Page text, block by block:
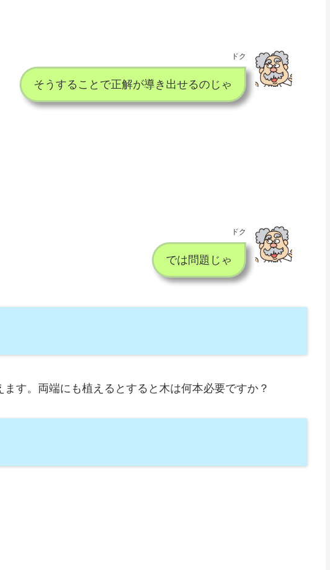
ドク
そうすることで正解が導き出せるのじゃ
ドク
では問題じゃ
す。両端にも植えるとすると木は何本必要ですか？